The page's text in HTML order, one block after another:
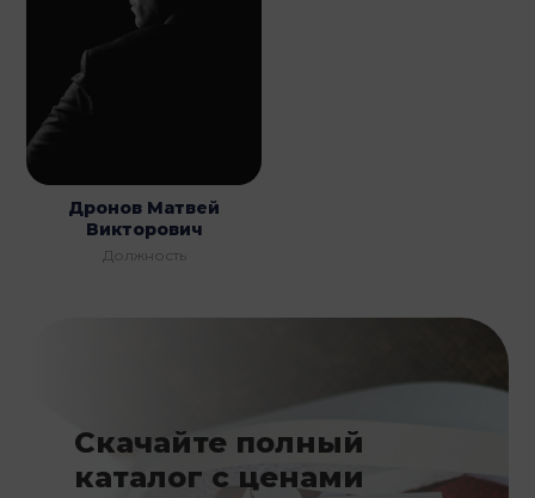
Дронов Матвей
Викторович
Должность
Скачайте полный
каталог с ценами